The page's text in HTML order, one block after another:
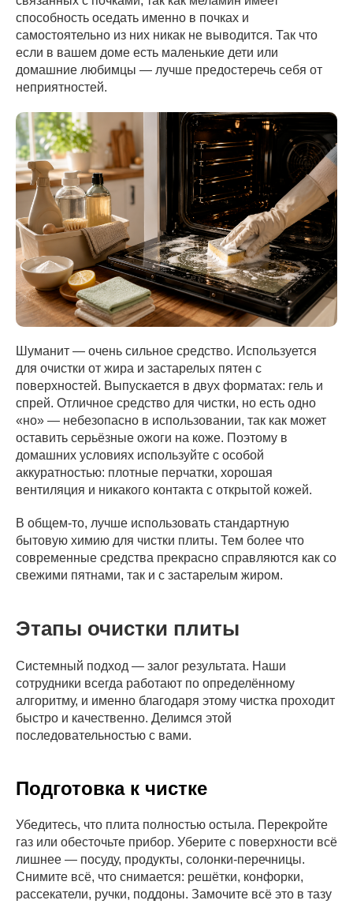
способность оседать именно в почках и
самостоятельно из них никак не выводится. Так что
если в вашем доме есть маленькие дети или
домашние любимцы — лучше предостеречь себя от
неприятностей.
Шуманит — очень сильное средство. Используется
для очистки от жира и застарелых пятен с
поверхностей. Выпускается в двух форматах: гель и
спрей. Отличное средство для чистки, но есть одно
«но» — небезопасно в использовании, так как может
оставить серьёзные ожоги на коже. Поэтому в
домашних условиях используйте с особой
аккуратностью: плотные перчатки, хорошая
вентиляция и никакого контакта с открытой кожей.
В общем-то, лучше использовать стандартную
бытовую химию для чистки плиты. Тем более что
современные средства прекрасно справляются как со
свежими пятнами, так и с застарелым жиром.
Этапы очистки плиты
Системный подход — залог результата. Наши
сотрудники всегда работают по определённому
алгоритму, и именно благодаря этому чистка проходит
быстро и качественно. Делимся этой
последовательностью с вами.
Подготовка к чистке
Убедитесь, что плита полностью остыла. Перекройте
газ или обесточьте прибор. Уберите с поверхности всё
лишнее — посуду, продукты, солонки-перечницы.
Снимите всё, что снимается: решётки, конфорки,
рассекатели, ручки, поддоны. Замочите всё это в тазу